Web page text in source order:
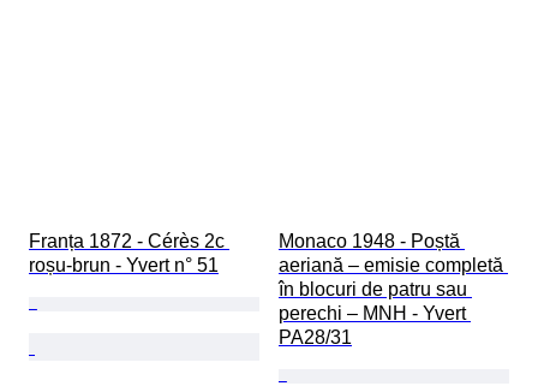
Franța 1872 - Cérès 2c
roșu-brun - Yvert n° 51
Monaco 1948 - Poștă
aeriană – emisie completă
în blocuri de patru sau
perechi – MNH - Yvert
PA28/31